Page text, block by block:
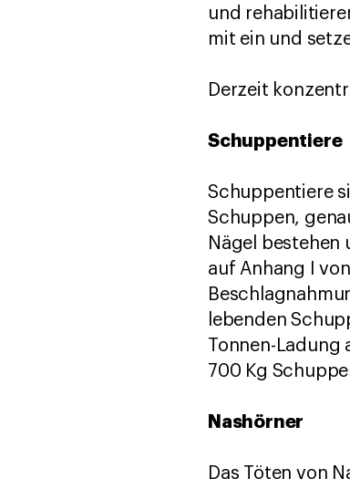
und
mit ein und
Derzeit
Schuppentiere
Schuppentiere
Schuppen,
Nägel bestehen
auf Anhang I
lebenden
Tonnen-
700 Kg
Nashörner
Das Töten von